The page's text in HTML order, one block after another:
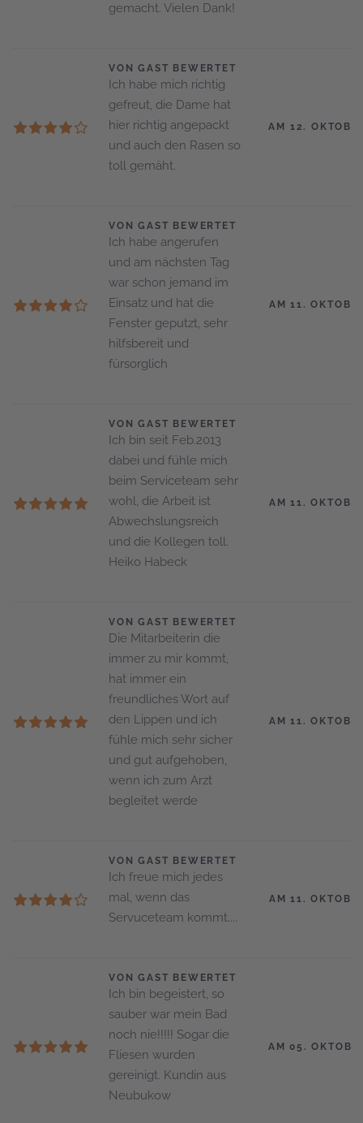
gemacht. Vielen Dank!
VON GAST BEWERTET
Ich habe mich richtig
gefreut, die Dame hat
hier richtig angepackt
und auch den Rasen so
toll gemäht.
AM 12.
VON GAST BEWERTET
Ich habe angerufen
und am nächsten Tag
war schon jemand im
Einsatz und hat die
Fenster geputzt, sehr
hilfsbereit und
fürsorglich
AM 11.
VON GAST BEWERTET
Ich bin seit Feb.2013
dabei und fühle mich
beim Serviceteam sehr
wohl, die Arbeit ist
Abwechslungsreich
und die Kollegen toll.
Heiko Habeck
AM 11.
VON GAST BEWERTET
Die Mitarbeiterin die
immer zu mir kommt,
hat immer ein
freundliches Wort auf
den Lippen und ich
fühle mich sehr sicher
und gut aufgehoben,
wenn ich zum Arzt
begleitet werde
AM 11.
VON GAST BEWERTET
Ich freue mich jedes
mal, wenn das
Servuceteam kommt....
AM 11.
VON GAST BEWERTET
Ich bin begeistert, so
sauber war mein Bad
noch nie!!!!! Sogar die
Fliesen wurden
gereinigt. Kundin aus
Neubukow
AM 05.